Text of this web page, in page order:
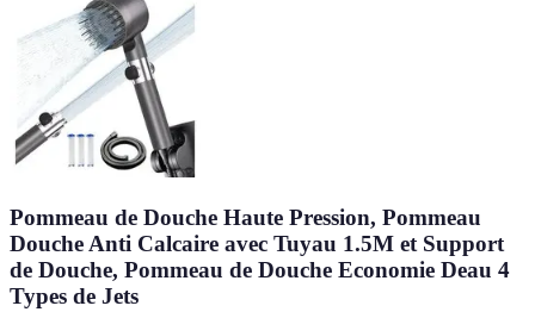
Pommeau de Douche Haute Pression, Pommeau
Douche Anti Calcaire avec Tuyau 1.5M et Support
de Douche, Pommeau de Douche Economie Deau 4
Types de Jets